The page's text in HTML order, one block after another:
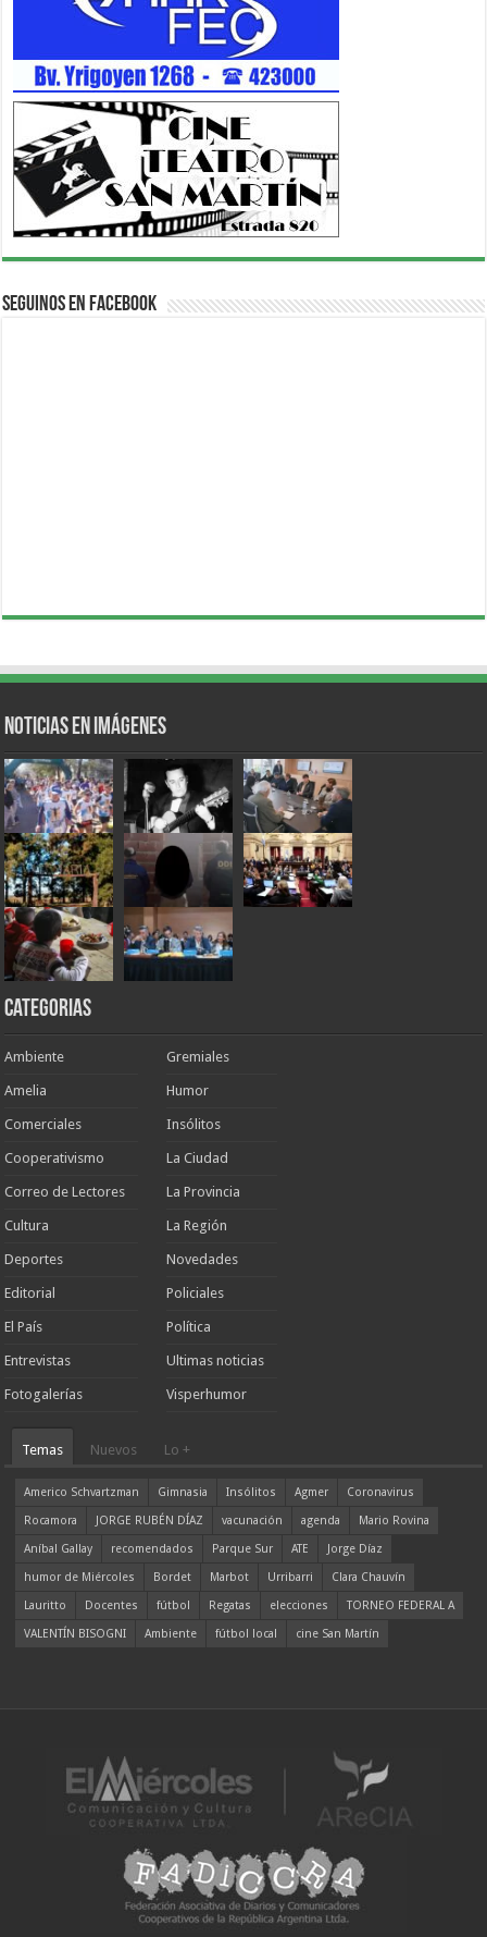
Seguinos en Facebook
Noticias en Imágenes
Categorias
Ambiente
Amelia
Comerciales
Cooperativismo
Correo de Lectores
Cultura
Deportes
Editorial
El País
Entrevistas
Fotogalerías
Gremiales
Humor
Insólitos
La Ciudad
La Provincia
La Región
Novedades
Policiales
Política
Ultimas noticias
Visperhumor
Temas Nuevos Lo +
Americo Schvartzman Gimnasia Insólitos Agmer
Coronavirus
Rocamora
JORGE RUBÉN DÍAZ vacunación agenda
Mario Rovina
Aníbal Gallay
recomendados Parque Sur ATE
Jorge Díaz
humor de Miércoles
Bordet Marbot Urribarri
Clara Chauvín
Lauritto
Docentes fútbol Regatas elecciones
TORNEO FEDERAL A
VALENTÍN BISOGNI
Ambiente fútbol local cine San Martín